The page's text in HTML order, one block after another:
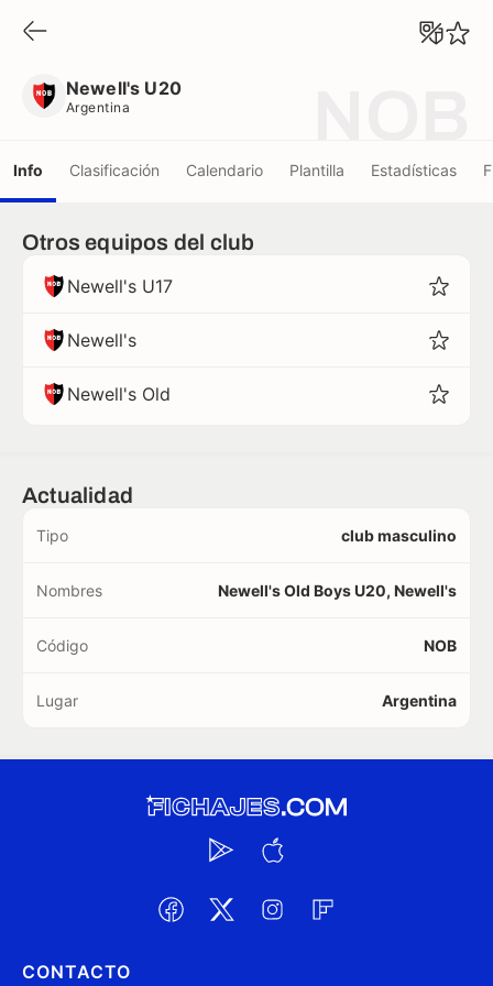
Newell's U20
Argentina
Info Clasificación Calendario Plantilla Estadísticas
Otros equipos del club
Newell's U17
Newell's
Newell's Old
Actualidad
Tipo club masculino
Nombres Newell's Old Boys U20, Newell's
Código NOB
Lugar Argentina
CONTACTO